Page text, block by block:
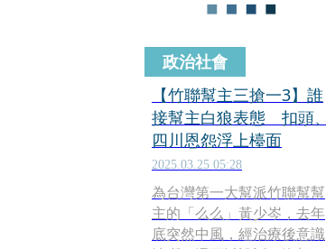
力挺；地堂前堂主「鍾馗」
打出「只做4年、建立幫主選
舉制度」的口號，爭取各堂
口認同。竹聯幫主之爭三強
鼎立，暗潮洶湧，檢警高度
關注，避免擦槍走火。
政治社會
【竹聯幫主三搶一3】誰
接幫主白狼表態 扣頭、
四川恩怨浮上檯面
2025.03.25 05:28
為台灣第一大幫派竹聯幫幫
主的「么么」黃少岑，去年
底突然中風，經治療後意識